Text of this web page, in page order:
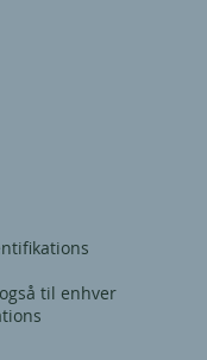
til enhver